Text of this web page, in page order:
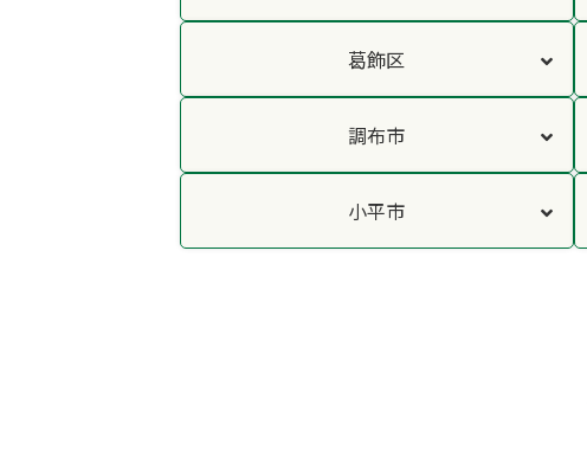
葛飾区
調布市
小平市